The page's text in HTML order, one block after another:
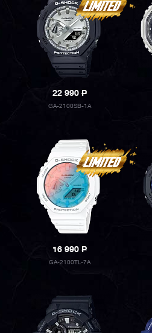
22 990P
GA-2100SB-1A
16 990P
GA-2100TL-7A